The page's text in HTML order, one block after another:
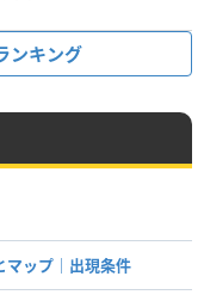
ンキング
マップ｜出現条件